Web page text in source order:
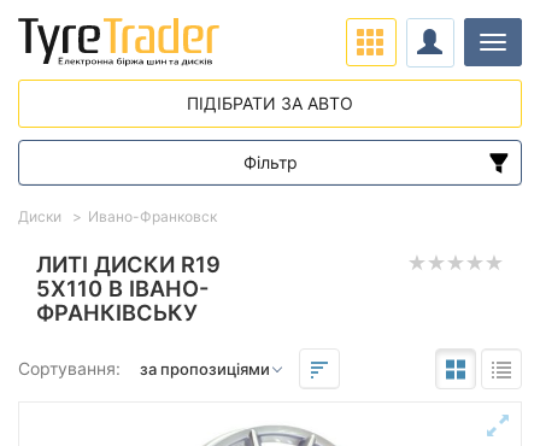
ЛИТІ ДИСКИ R19
5X110 В ІВАНО-
ФРАНКІВСЬКУ
Сортування:
Диски Ивано-Франковск
ПІДІБРАТИ ЗА АВТО
Фільтр
Діапазон цін
від